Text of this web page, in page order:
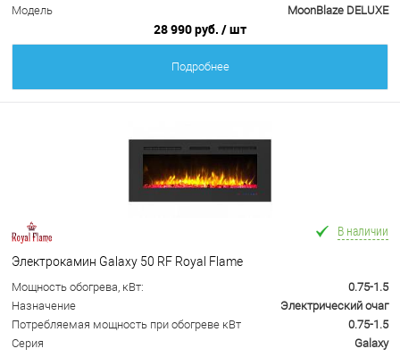
Модель
MoonBlaze DELUXE
28 990 руб. / шт
Подробнее
В наличии
Электрокамин Galaxy 50 RF Royal Flame
Мощность обогрева, кВт:
0.75-1.5
Назначение
Электрический очаг
Потребляемая мощность при обогреве кВт
0.75-1.5
Серия
Galaxy